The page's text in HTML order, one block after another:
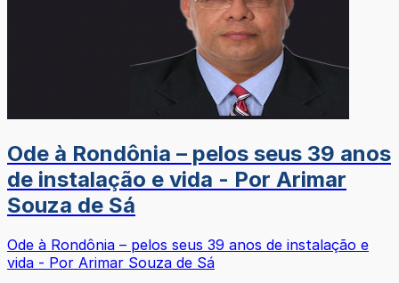
Ode à Rondônia – pelos seus 39 anos
de instalação e vida - Por Arimar
Souza de Sá
Ode à Rondônia – pelos seus 39 anos de instalação e
vida - Por Arimar Souza de Sá